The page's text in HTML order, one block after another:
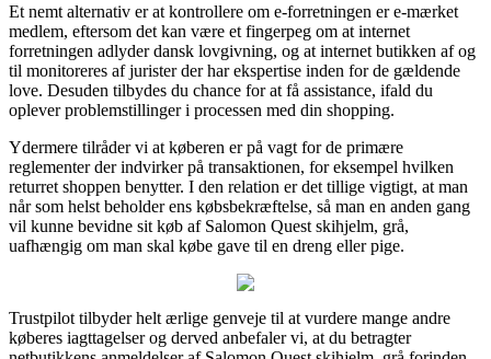
Et nemt alternativ er at kontrollere om e-forretningen er e-mærket
medlem, eftersom det kan være et fingerpeg om at internet
forretningen adlyder dansk lovgivning, og at internet butikken af og
til monitoreres af jurister der har ekspertise inden for de gældende
love. Desuden tilbydes du chance for at få assistance, ifald du
oplever problemstillinger i processen med din shopping.
Ydermere tilråder vi at køberen er på vagt for de primære
reglementer der indvirker på transaktionen, for eksempel hvilken
returret shoppen benytter. I den relation er det tillige vigtigt, at man
når som helst beholder ens købsbekræftelse, så man en anden gang
vil kunne bevidne sit køb af Salomon Quest skihjelm, grå,
uafhængig om man skal købe gave til en dreng eller pige.
Trustpilot tilbyder helt ærlige genveje til at vurdere mange andre
køberes iagttagelser og derved anbefaler vi, at du betragter